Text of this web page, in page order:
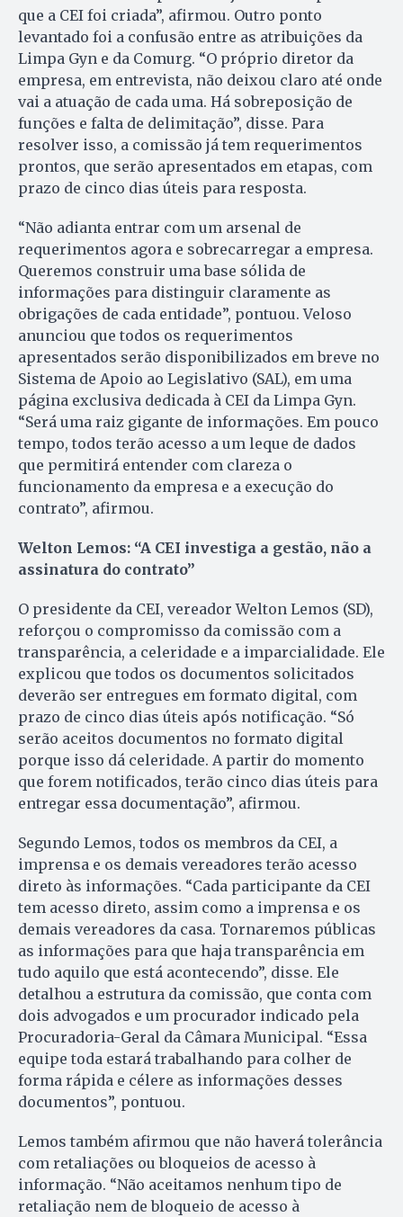
que a CEI foi criada”, afirmou. Outro ponto
levantado foi a confusão entre as atribuições da
Limpa Gyn e da Comurg. “O próprio diretor da
empresa, em entrevista, não deixou claro até onde
vai a atuação de cada uma. Há sobreposição de
funções e falta de delimitação”, disse. Para
resolver isso, a comissão já tem requerimentos
prontos, que serão apresentados em etapas, com
prazo de cinco dias úteis para resposta.
“Não adianta entrar com um arsenal de
requerimentos agora e sobrecarregar a empresa.
Queremos construir uma base sólida de
informações para distinguir claramente as
obrigações de cada entidade”, pontuou. Veloso
anunciou que todos os requerimentos
apresentados serão disponibilizados em breve no
Sistema de Apoio ao Legislativo (SAL), em uma
página exclusiva dedicada à CEI da Limpa Gyn.
“Será uma raiz gigante de informações. Em pouco
tempo, todos terão acesso a um leque de dados
que permitirá entender com clareza o
funcionamento da empresa e a execução do
contrato”, afirmou.
Welton Lemos: “A CEI investiga a gestão, não a
assinatura do contrato”
O presidente da CEI, vereador Welton Lemos (SD),
reforçou o compromisso da comissão com a
transparência, a celeridade e a imparcialidade. Ele
explicou que todos os documentos solicitados
deverão ser entregues em formato digital, com
prazo de cinco dias úteis após notificação. “Só
serão aceitos documentos no formato digital
porque isso dá celeridade. A partir do momento
que forem notificados, terão cinco dias úteis para
entregar essa documentação”, afirmou.
Segundo Lemos, todos os membros da CEI, a
imprensa e os demais vereadores terão acesso
direto às informações. “Cada participante da CEI
tem acesso direto, assim como a imprensa e os
demais vereadores da casa. Tornaremos públicas
as informações para que haja transparência em
tudo aquilo que está acontecendo”, disse. Ele
detalhou a estrutura da comissão, que conta com
dois advogados e um procurador indicado pela
Procuradoria-Geral da Câmara Municipal. “Essa
equipe toda estará trabalhando para colher de
forma rápida e célere as informações desses
documentos”, pontuou.
Lemos também afirmou que não haverá tolerância
com retaliações ou bloqueios de acesso à
informação. “Não aceitamos nenhum tipo de
retaliação nem de bloqueio de acesso à